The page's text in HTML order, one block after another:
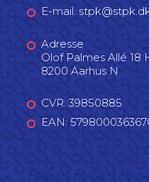
E-mail:
Adresse
Olof Palmes Allé 18
8200 Aarhus N
CVR: 39850885
EAN: